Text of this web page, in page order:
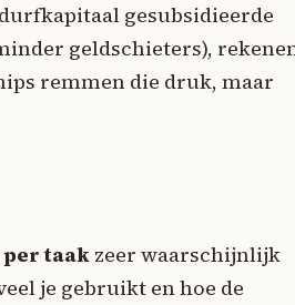
gesubsidieerde
geldschieters),
remmen die druk, maar
per taak zeer waarschijnlijk
je gebruikt en hoe de